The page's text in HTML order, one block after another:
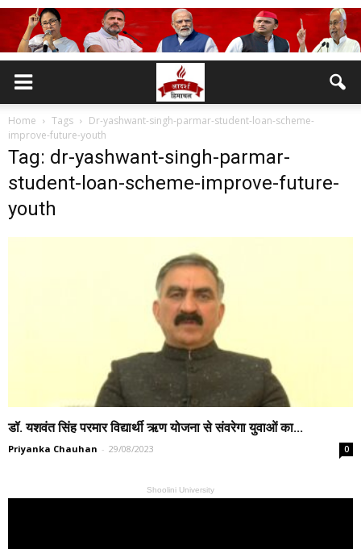
Home Tags
Dr-yashwant-singh-parmar-student-loan-scheme-
improve-future-youth
Tag: dr-yashwant-singh-parmar-
student-loan-scheme-improve-future-
youth
डॉ. यशवंत सिंह परमार विद्यार्थी ऋण योजना से संवरेगा युवाओं का...
Priyanka Chauhan - 29/08/2023 0
Shoolini University